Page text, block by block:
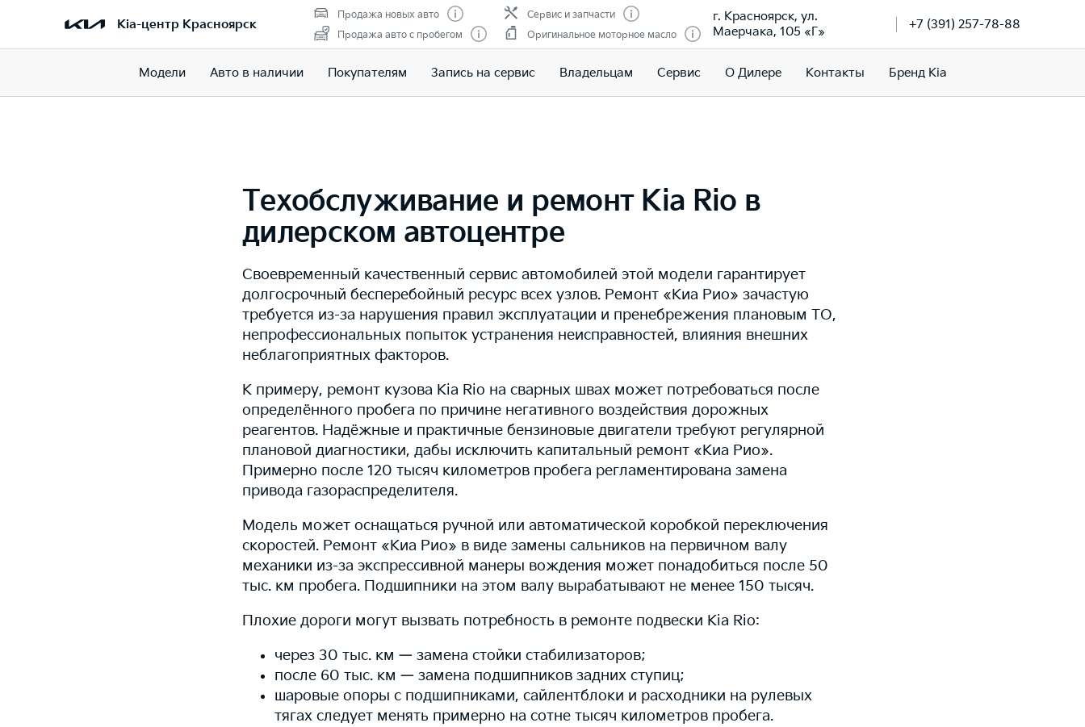
Kia-центр Красноярск
Продажа новых авто
Продажа авто с пробегом
Сервис и запчасти
Оригинальное моторное масло
г. Красноярск, ул.
Маерчака, 105 «Г»
+7 (391) 257-78-88
Модели Авто в наличии Покупателям Запись на сервис Владельцам Сервис О Дилере Контакты Бренд Kia
Техобслуживание и ремонт Kia Rio в
дилерском автоцентре
Своевременный качественный сервис автомобилей этой модели гарантирует
долгосрочный бесперебойный ресурс всех узлов. Ремонт «Киа Рио» зачастую
требуется из-за нарушения правил эксплуатации и пренебрежения плановым ТО,
непрофессиональных попыток устранения неисправностей, влияния внешних
неблагоприятных факторов.
К примеру, ремонт кузова Kia Rio на сварных швах может потребоваться после
определённого пробега по причине негативного воздействия дорожных
реагентов. Надёжные и практичные бензиновые двигатели требуют регулярной
плановой диагностики, дабы исключить капитальный ремонт «Киа Рио».
Примерно после 120 тысяч километров пробега регламентирована замена
привода газораспределителя.
Модель может оснащаться ручной или автоматической коробкой переключения
скоростей. Ремонт «Киа Рио» в виде замены сальников на первичном валу
механики из-за экспрессивной манеры вождения может понадобиться после 50
тыс. км пробега. Подшипники на этом валу вырабатывают не менее 150 тысяч.
Плохие дороги могут вызвать потребность в ремонте подвески Kia Rio:
через 30 тыс. км — замена стойки стабилизаторов;
после 60 тыс. км — замена подшипников задних ступиц;
шаровые опоры с подшипниками, сайлентблоки и расходники на рулевых
тягах следует менять примерно на сотне тысяч километров пробега.